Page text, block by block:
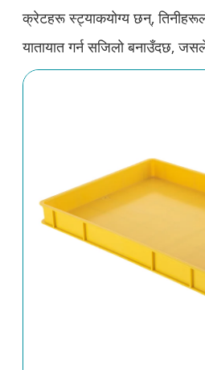
क्रेटहरू स्ट्याकयोग्य छन्,
यातायात गर्न सजिलो बनाउँदछ,